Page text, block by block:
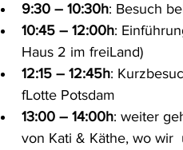
9:30 – 10:30h: Besuch
10:45 – 12:00h:
Haus 2 im freiLand)
12:15 – 12:45h:
fLotte Potsdam
13:00 – 14:00h: weiter
von Kati & Käthe, wo wir